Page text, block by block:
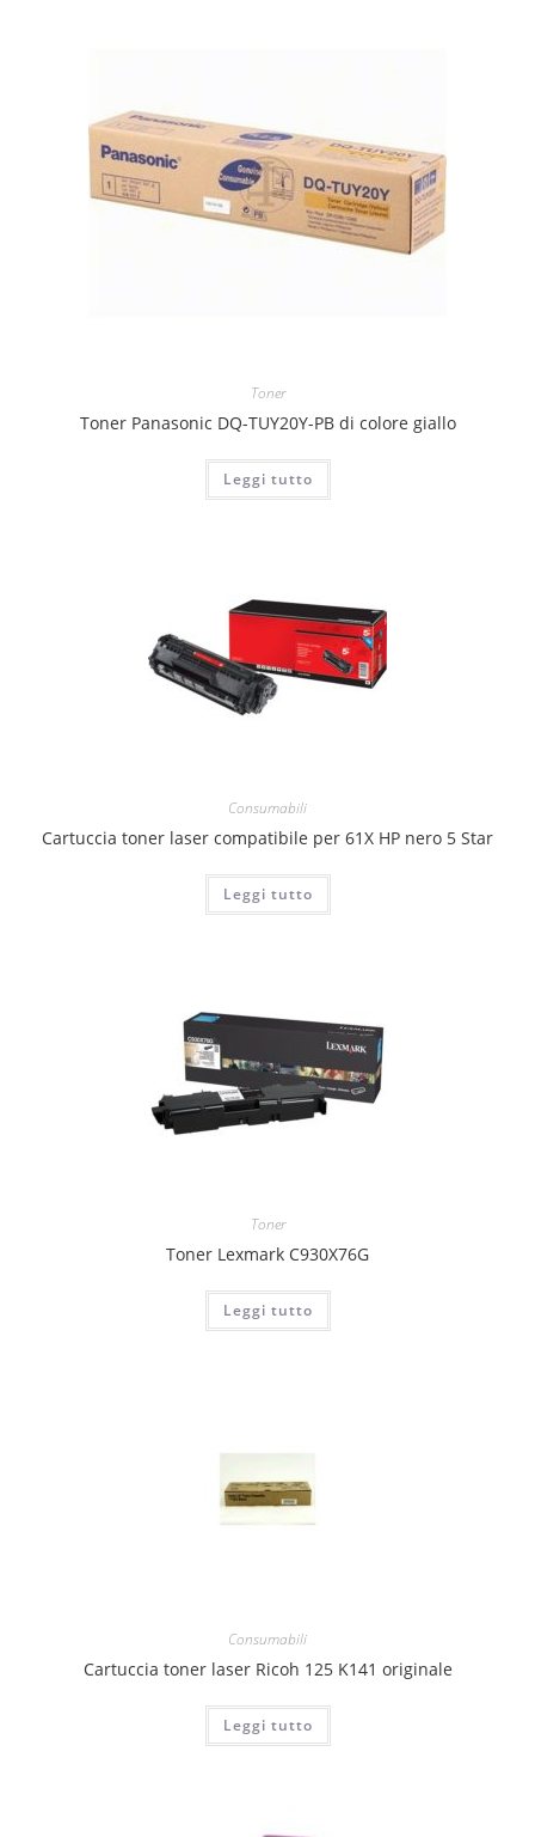
Toner
Toner Panasonic DQ-TUY20Y-PB di colore giallo
Leggi tutto
Consumabili
Cartuccia toner laser compatibile per 61X HP nero 5 Star
Leggi tutto
Toner
Toner Lexmark C930X76G
Leggi tutto
Consumabili
Cartuccia toner laser Ricoh 125 K141 originale
Leggi tutto